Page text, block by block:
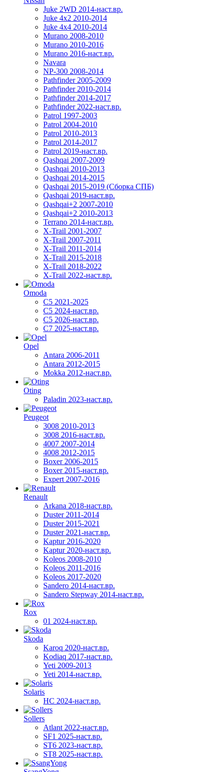
Juke 2WD 2014-наст.вр.
Juke 4x2 2010-2014
Juke 4x4 2010-2014
Murano 2008-2010
Murano 2010-2016
Murano 2016-наст.вр.
Navara
NP-300 2008-2014
Pathfinder 2005-2009
Pathfinder 2010-2014
Pathfinder 2014-2017
Pathfinder 2022-наст.вр.
Patrol 1997-2003
Patrol 2004-2010
Patrol 2010-2013
Patrol 2014-2017
Patrol 2019-наст.вр.
Qashqai 2007-2009
Qashqai 2010-2013
Qashqai 2014-2015
Qashqai 2015-2019 (Сборка СПБ)
Qashqai 2019-наст.вр.
Qashqai+2 2007-2010
Qashqai+2 2010-2013
Terrano 2014-наст.вр.
X-Trail 2001-2007
X-Trail 2007-2011
X-Trail 2011-2014
X-Trail 2015-2018
X-Trail 2018-2022
X-Trail 2022-наст.вр.
Omoda
C5 2021-2025
C5 2024-наст.вр.
C5 2026-наст.вр.
C7 2025-наст.вр.
Opel
Antara 2006-2011
Antara 2012-2015
Mokka 2012-наст.вр.
Oting
Paladin 2023-наст.вр.
Peugeot
3008 2010-2013
3008 2016-наст.вр.
4007 2007-2014
4008 2012-2015
Boxer 2006-2015
Boxer 2015-наст.вр.
Expert 2007-2016
Renault
Arkana 2018-наст.вр.
Duster 2011-2014
Duster 2015-2021
Duster 2021-наст.вр.
Kaptur 2016-2020
Kaptur 2020-наст.вр.
Koleos 2008-2010
Koleos 2011-2016
Koleos 2017-2020
Sandero 2014-наст.вр.
Sandero Stepway 2014-наст.вр.
Rox
01 2024-наст.вр.
Skoda
Karoq 2020-наст.вр.
Kodiaq 2017-наст.вр.
Yeti 2009-2013
Yeti 2014-наст.вр.
Solaris
HC 2024-наст.вр.
Sollers
Atlant 2022-наст.вр.
SF1 2025-наст.вр.
ST6 2023-наст.вр.
ST8 2025-наст.вр.